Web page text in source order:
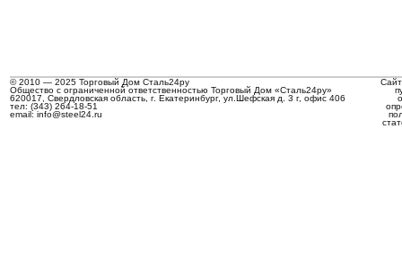
© 2010 — 2025 Торговый Дом Сталь24ру
Общество с ограниченной ответственностью Торговый Дом «Сталь24ру»
620017, Свердловская область, г. Екатеринбург, ул.Шефская д. 3 г, офис 406
тел: (343) 264-18-51
email: info@steel24.ru